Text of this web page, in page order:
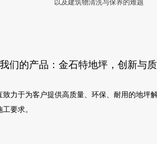
我们的产品：金石特地坪，创新与
致力于为客户提供高质量、环保、耐用的地坪
要求。